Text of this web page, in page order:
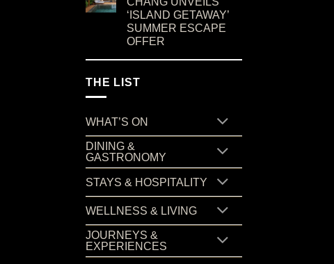
‘ISLAND GETAWAY’
SUMMER ESCAPE
OFFER
THE LIST
WHAT’S ON
DINING &
GASTRONOMY
STAYS & HOSPITALITY
WELLNESS & LIVING
JOURNEYS &
EXPERIENCES